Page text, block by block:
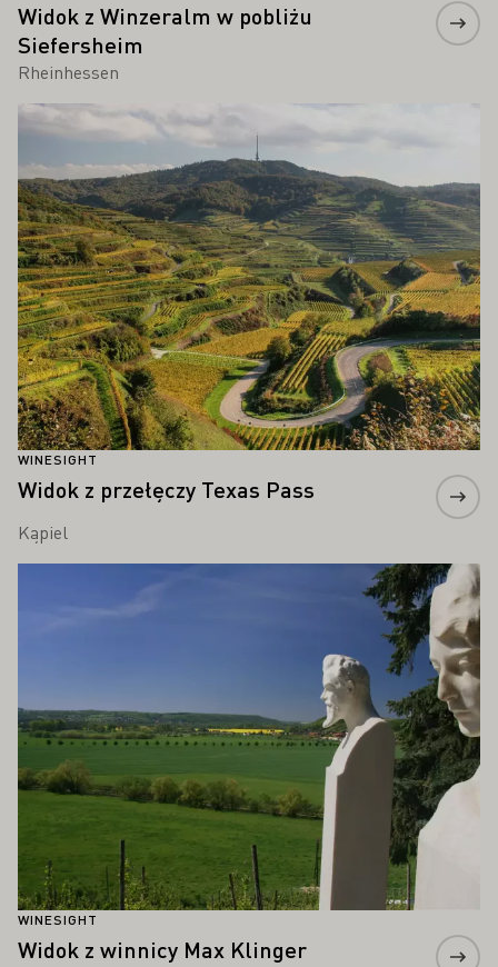
Widok z Winzeralm w pobliżu
Siefersheim
Rheinhessen
WINESIGHT
Widok z przełęczy Texas Pass
Kąpiel
Proszę dowiedzieć się więcej
WINESIGHT
Widok z winnicy Max Klinger